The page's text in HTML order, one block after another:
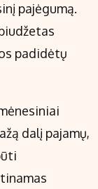
pajėgumą.
padidėtų
dalį pajamų,